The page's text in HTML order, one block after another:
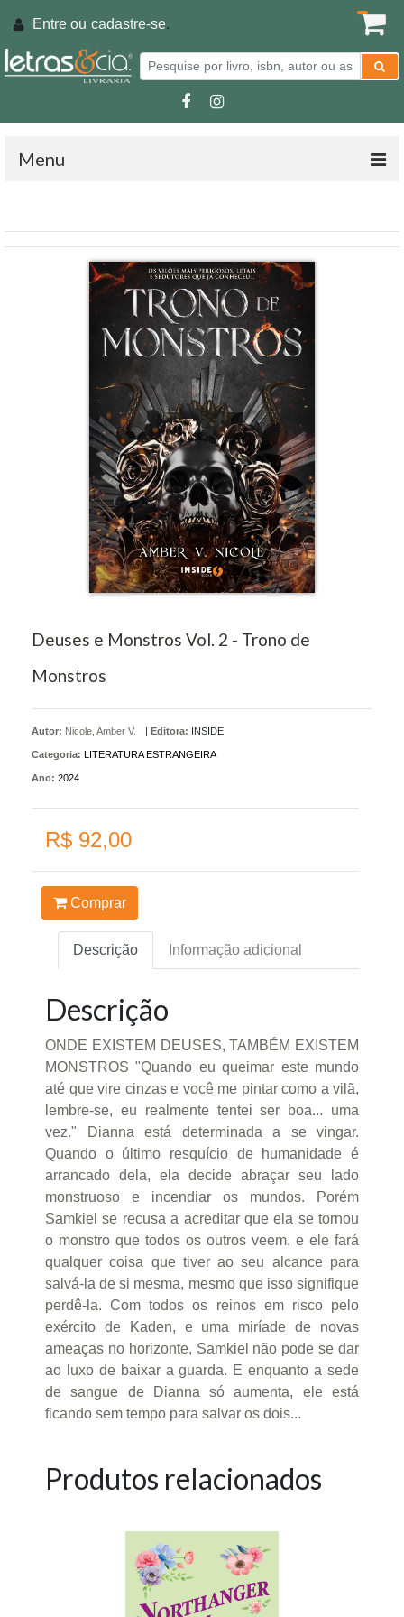
Entre ou cadastre-se.
Menu
Deuses e Monstros Vol. 2 - Trono de
Monstros
Autor: Nicole, Amber V. Editora: INSIDE
Categoria: LITERATURA ESTRANGEIRA
Ano: 2024
R$ 92,00
Comprar
Descrição Informação adicional
Descrição
ONDE EXISTEM DEUSES, TAMBÉM EXISTEM
MONSTROS "Quando eu queimar este mundo
até que vire cinzas e você me pintar como a vilã,
lembre-se, eu realmente tentei ser boa... uma
vez." Dianna está determinada a se vingar.
Quando o último resquício de humanidade é
arrancado dela, ela decide abraçar seu lado
monstruoso e incendiar os mundos. Porém
Samkiel se recusa a acreditar que ela se tornou
o monstro que todos os outros veem, e ele fará
qualquer coisa que tiver ao seu alcance para
salvá-la de si mesma, mesmo que isso signifique
perdê-la. Com todos os reinos em risco pelo
exército de Kaden, e uma miríade de novas
ameaças no horizonte, Samkiel não pode se dar
ao luxo de baixar a guarda. E enquanto a sede
de sangue de Dianna só aumenta, ele está
ficando sem tempo para salvar os dois...
Produtos relacionados